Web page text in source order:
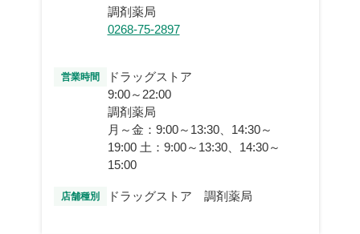
調剤薬局
0268-75-2897
営業時間
ドラッグストア
9:00～22:00
調剤薬局
月～金：9:00～13:30、14:30～
19:00 土：9:00～13:30、14:30～
15:00
店舗種別 ドラッグストア 調剤薬局